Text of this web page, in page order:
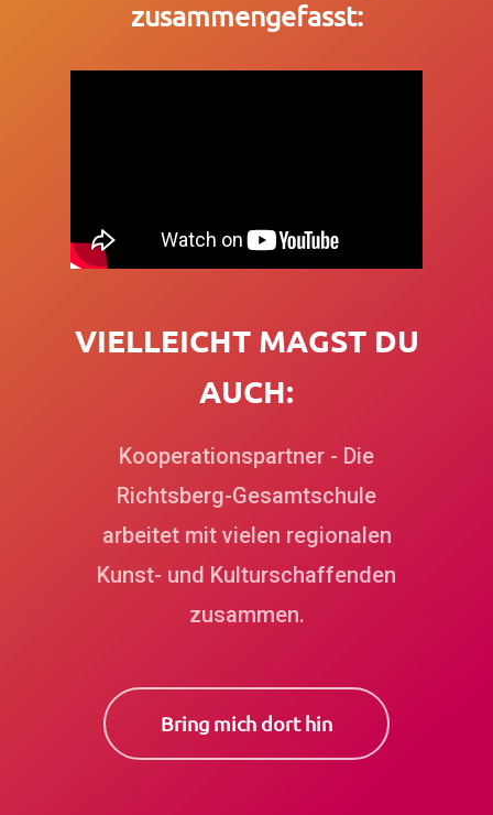
zusammengefasst:
VIELLEICHT MAGST DU
AUCH:
Kooperationspartner - Die
Richtsberg-Gesamtschule
arbeitet mit vielen regionalen
Kunst- und Kulturschaffenden
zusammen.
Bring mich dort hin